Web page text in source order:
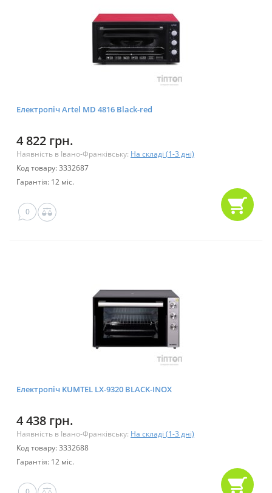
Електропіч Artel MD 4816 Black-red
4 822 грн.
Наявність в Івано-Франківську: На складі (1-3 дні)
Код товару: 3332687
Гарантія: 12 міс.
0
Електропіч KUMTEL LX-9320 BLACK-INOX
4 438 грн.
Наявність в Івано-Франківську: На складі (1-3 дні)
Код товару: 3332688
Гарантія: 12 міс.